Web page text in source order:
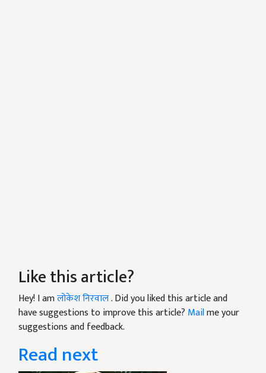
Like this article?
Hey! I amलोकेश निरवाल. Did you liked this article and
have suggestions to improve this article? Mailme your
suggestions and feedback.
Read next